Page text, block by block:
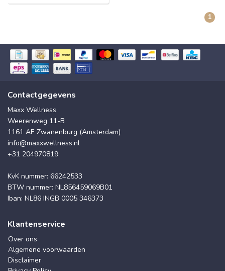
1
Contactgegevens
Maxx Wellness
Weerenweg 11-B
1161 AE Zwanenburg (Amsterdam)
info@maxxwellness.nl
+31 204970819
KvK nummer: 66242533
BTW nummer: NL856459069B01
Iban: NL86 INGB 0005 346373
Klantenservice
Over ons
Algemene voorwaarden
Disclaimer